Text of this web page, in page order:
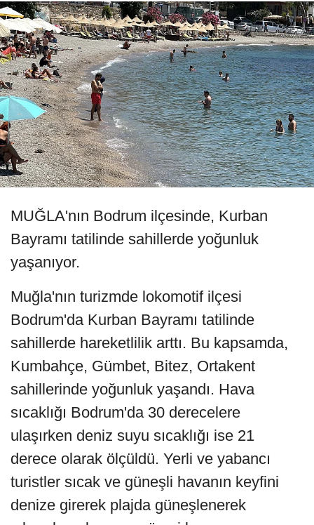
MUĞLA'nın Bodrum ilçesinde, Kurban
Bayramı tatilinde sahillerde yoğunluk
yaşanıyor.
Muğla'nın turizmde lokomotif ilçesi
Bodrum'da Kurban Bayramı tatilinde
sahillerde hareketlilik arttı. Bu kapsamda,
Kumbahçe, Gümbet, Bitez, Ortakent
sahillerinde yoğunluk yaşandı. Hava
sıcaklığı Bodrum'da 30 derecelere
ulaşırken deniz suyu sıcaklığı ise 21
derece olarak ölçüldü. Yerli ve yabancı
turistler sıcak ve güneşli havanın keyfini
denize girerek plajda güneşlenerek